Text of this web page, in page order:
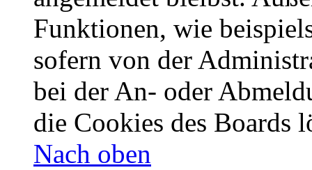
Funktionen, wie
sofern von der
bei der An- oder
die Cookies des Boards
Nach oben